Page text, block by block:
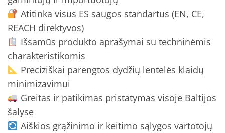
Atitinka visus ES saugos standartus (EN, CE,
REACH direktyvos)
Išsamūs produkto aprašymai su techninėmis
charakteristikomis
Preciziškai parengtos dydžių lentelės klaidų
minimizavimui
Greitas ir patikimas pristatymas visoje Baltijos
šalyse
Aiškios grąžinimo ir keitimo sąlygos vartotojų